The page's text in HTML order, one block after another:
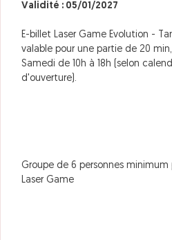
Validité : 05/01/2027
E-billet Laser Game Evolution -
valable pour une partie de 20
Samedi de 10h à 18h (selon
d'ouverture).
Groupe de 6 personnes
Laser Game